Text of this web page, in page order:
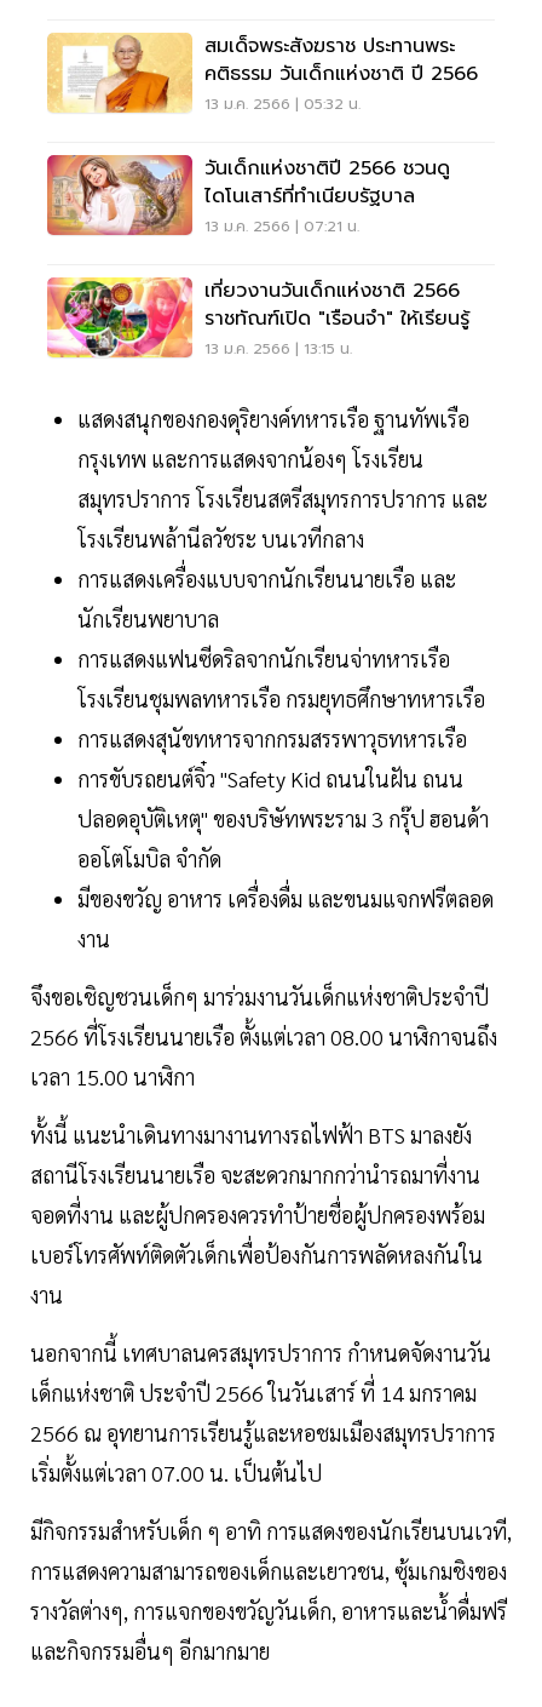
สมเด็จพระสังฆราช ประทานพระ
คติธรรม วันเด็กแห่งชาติ ปี 2566
13 ม.ค. 2566 | 05:32 น.
วันเด็กแห่งชาติปี 2566 ชวนดู
ไดโนเสาร์​ที่ทำเนียบรัฐบาล
13 ม.ค. 2566 | 07:21 น.
เที่ยวงานวันเด็กแห่งชาติ 2566
ราชทัณฑ์เปิด "เรือนจำ" ให้เรียนรู้
13 ม.ค. 2566 | 13:15 น.
แสดงสนุกของกองดุริยางค์ทหารเรือ ฐานทัพเรือ
กรุงเทพ และการแสดงจากน้องๆ โรงเรียน
สมุทรปราการ โรงเรียนสตรีสมุทรการปราการ และ
โรงเรียนพล้านีลวัชระ บนเวทีกลาง
การแสดงเครื่องแบบจากนักเรียนนายเรือ และ
นักเรียนพยาบาล
การแสดงแฟนซีดริลจากนักเรียนจ่าทหารเรือ
โรงเรียนชุมพลทหารเรือ กรมยุทธศึกษาทหารเรือ
การแสดงสุนัขทหารจากกรมสรรพาวุธทหารเรือ
การขับรถยนต์จิ๋ว "Safety Kid ถนนในฝัน ถนน
ปลอดอุบัติเหตุ" ของบริษัทพระราม 3 กรุ๊ป ฮอนด้า
ออโตโมบิล จำกัด
มีของขวัญ อาหาร เครื่องดื่ม และขนมแจกฟรีตลอด
งาน
จึงขอเชิญชวนเด็กๆ มาร่วมงานวันเด็กแห่งชาติประจำปี
2566 ที่โรงเรียนนายเรือ ตั้งแต่เวลา 08.00 นาฬิกาจนถึง
เวลา 15.00 นาฬิกา
ทั้งนี้ แนะนำเดินทางมางานทางรถไฟฟ้า BTS มาลงยัง
สถานีโรงเรียนนายเรือ จะสะดวกมากกว่านำรถมาที่งาน
จอดที่งาน และผู้ปกครองควรทำป้ายชื่อผู้ปกครองพร้อม
เบอร์โทรศัพท์ติดตัวเด็กเพื่อป้องกันการพลัดหลงกันใน
งาน
นอกจากนี้ เทศบาลนครสมุทรปราการ กำหนดจัดงานวัน
เด็กแห่งชาติ ประจำปี 2566 ในวันเสาร์ ที่ 14 มกราคม
2566 ณ อุทยานการเรียนรู้และหอชมเมืองสมุทรปราการ
เริ่มตั้งแต่เวลา 07.00 น. เป็นต้นไป
มีกิจกรรมสำหรับเด็ก ๆ อาทิ การแสดงของนักเรียนบนเวที,
การแสดงความสามารถของเด็กและเยาวชน, ซุ้มเกมชิงของ
รางวัลต่างๆ, การแจกของขวัญวันเด็ก, อาหารและน้ำดื่มฟรี
และกิจกรรมอื่นๆ อีกมากมาย